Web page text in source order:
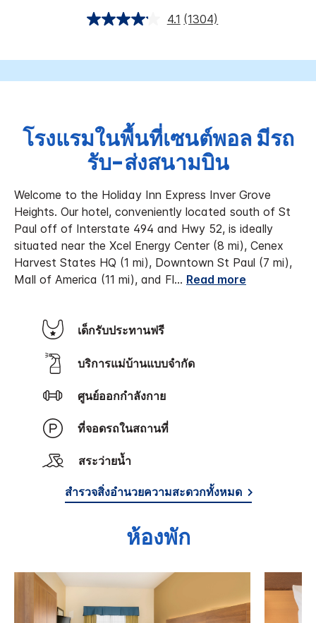
4.1 (1304)
โรงแรมในพื้นที่เซนต์พอล มีรถ
รับ-ส่งสนามบิน
Welcome to the Holiday Inn Express Inver Grove
Heights. Our hotel, conveniently located south of St
Paul off of Interstate 494 and Hwy 52, is ideally
situated near the Xcel Energy Center (8 mi), Cenex
Harvest States HQ (1 mi), Downtown St Paul (7 mi),
Mall of America (11 mi), and Fl... Read more
เด็กรับประทานฟรี
บริการแม่บ้านแบบจำกัด
ศูนย์ออกกำลังกาย
ที่จอดรถในสถานที่
สระว่ายน้ำ
สำรวจสิ่งอำนวยความสะดวกทั้งหมด
ห้องพัก